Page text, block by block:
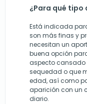
¿Para qué tipo
Está indicada
son más finas y
necesitan un
buena opción
aspecto cansado
sequedad o que
edad, así como
aparición con un
diario.